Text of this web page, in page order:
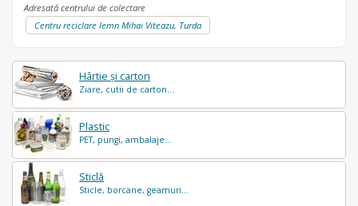
Hârtie și carton
Ziare, cutii de carton...
Plastic
PET, pungi, ambalaje...
Sticlă
Sticle, borcane, geamuri...
Adresată centrului de colectare
Centru reciclare lemn Mihai Viteazu, Turda